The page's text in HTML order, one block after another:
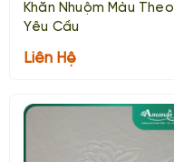
Khăn Nhuộm Màu Theo
Yêu Cầu
Liên Hệ